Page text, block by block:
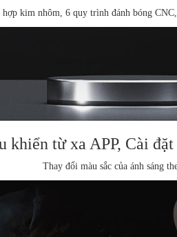
kim nhôm, 6 quy trình đánh bóng CNC,
khiển từ xa APP, Cài
Thay đổi màu sắc của ánh sáng